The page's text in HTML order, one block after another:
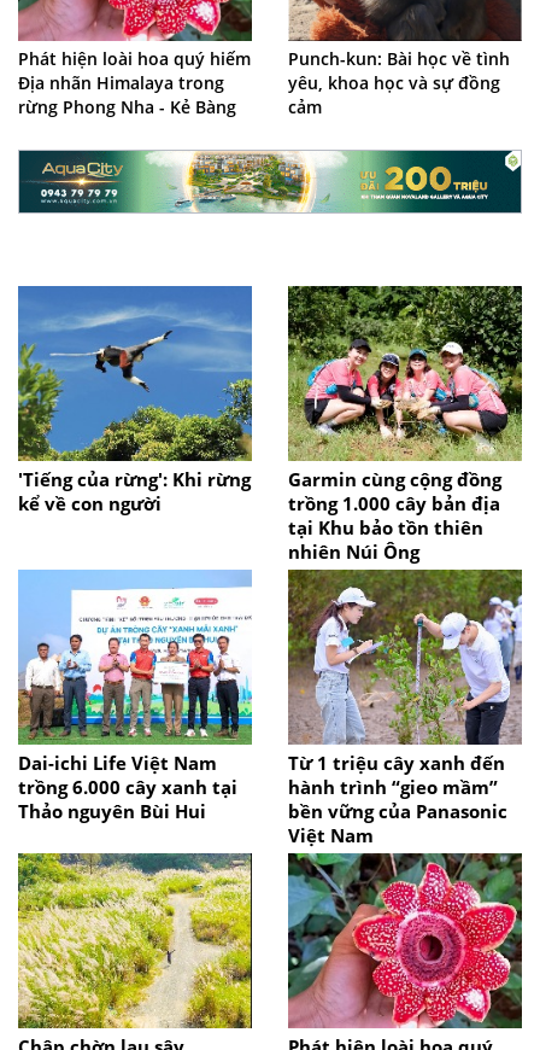
Phát hiện loài hoa quý hiếm
Địa nhãn Himalaya trong
rừng Phong Nha - Kẻ Bàng
Punch-kun: Bài học về tình
yêu, khoa học và sự đồng
cảm
'Tiếng của rừng': Khi rừng
kể về con người
Garmin cùng cộng đồng
trồng 1.000 cây bản địa
tại Khu bảo tồn thiên
nhiên Núi Ông
Dai-ichi Life Việt Nam
trồng 6.000 cây xanh tại
Thảo nguyên Bùi Hui
Từ 1 triệu cây xanh đến
hành trình “gieo mầm”
bền vững của Panasonic
Việt Nam